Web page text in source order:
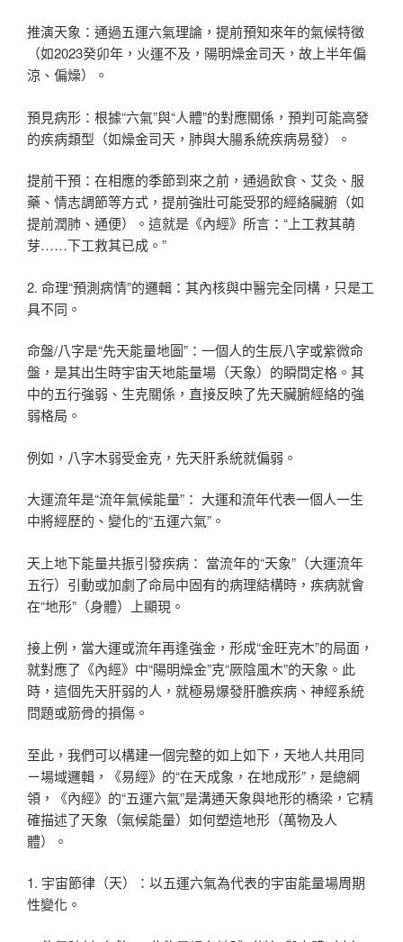
推演天象：通過五運六氣理論，提前預知來年的氣候特徵
（如2023癸卯年，火運不及，陽明燥金司天，故上半年偏
涼、偏燥）。
預見病形：根據“六氣”與“人體”的對應關係，預判可能高發
的疾病類型（如燥金司天，肺與大腸系統疾病易發）。
提前干預：在相應的季節到來之前，通過飲食、艾灸、服
藥、情志調節等方式，提前強壯可能受邪的經絡臟腑（如
提前潤肺、通便）。這就是《內經》所言：“上工救其萌
芽……下工救其已成。”
2. 命理“預測病情”的邏輯：其內核與中醫完全同構，只是工
具不同。
命盤/八字是“先天能量地圖”：一個人的生辰八字或紫微命
盤，是其出生時宇宙天地能量場（天象）的瞬間定格。其
中的五行強弱、生克關係，直接反映了先天臟腑經絡的強
弱格局。
例如，八字木弱受金克，先天肝系統就偏弱。
大運流年是“流年氣候能量”： 大運和流年代表一個人一生
中將經歷的、變化的“五運六氣”。
天上地下能量共振引發疾病： 當流年的“天象”（大運流年
五行）引動或加劇了命局中固有的病理結構時，疾病就會
在“地形”（身體）上顯現。
接上例，當大運或流年再逢強金，形成“金旺克木”的局面，
就對應了《內經》中“陽明燥金”克“厥陰風木”的天象。此
時，這個先天肝弱的人，就極易爆發肝膽疾病、神經系統
問題或筋骨的損傷。
至此，我們可以構建一個完整的如上如下，天地人共用同
ㄧ場域邏輯，《易經》的“在天成象，在地成形”，是總綱
領，《內經》的“五運六氣”是溝通天象與地形的橋梁，它精
確描述了天象（氣候能量）如何塑造地形（萬物及人
體）。
1. 宇宙節律（天）：以五運六氣為代表的宇宙能量場周期
性變化。